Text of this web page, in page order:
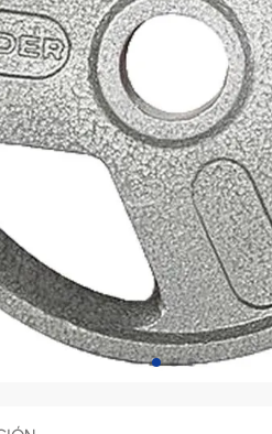
9.
cocina
10. congelador